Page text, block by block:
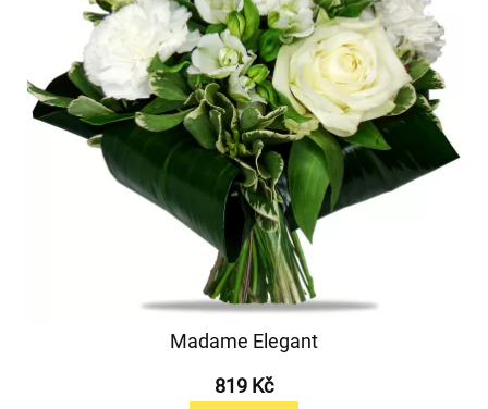
Madame Elegant
819 Kč